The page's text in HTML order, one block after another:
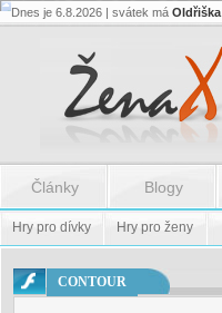
Flash.nazev
Flash.nazev
Dnes je 6.8.2026 | svátek má Oldřiška
Články Blogy
Hry pro dívky Hry pro ženy
CONTOUR